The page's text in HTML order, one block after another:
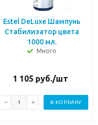
Estel DeLuxe Шампунь
Стабилизатор цвета
1000 мл.
Много
1 105 руб./шт
В КОРЗИНУ